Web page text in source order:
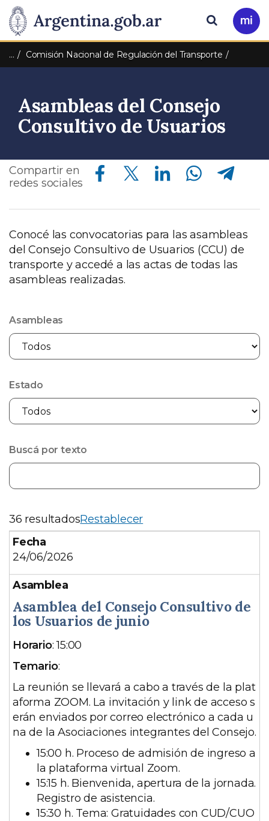
Presidencia
de
Nación
Pasar al contenido principal
Ir
a
Buscar
… Comisión Nacional de Regulación del Transporte
Asambleas del Consejo
Consultivo de Usuarios
Compartir en
redes sociales
Compartir en Facebook Compartir en Twitter Compartir en Linkedin Compartir en Whatsapp Compartir en Telegram
Conocé las convocatorias para las asambleas
del Consejo Consultivo de Usuarios (CCU) de
transporte y accedé a las actas de todas las
asambleas realizadas.
Asambleas
Estado
Buscá por texto
36 resultadosRestablecer
24/06/2026
Asamblea del Consejo Consultivo de
los Usuarios de junio
D
e
c
r
i
p
Horario: 15:00
Temario:
La reunión se llevará a cabo a través de la plat
aforma ZOOM. La invitación y link de acceso s
erán enviados por correo electrónico a cada u
na de la Asociaciones integrantes del Consejo.
15:00 h. Proceso de admisión de ingreso a
la plataforma virtual Zoom.
15:15 h. Bienvenida, apertura de la jornada.
Registro de asistencia.
15:30 h. Tema: Gratuidades con CUD/CUO